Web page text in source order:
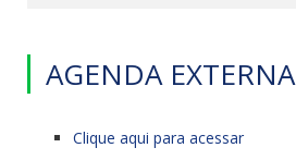
AGENDA EXTERNA
Clique aqui para acessar